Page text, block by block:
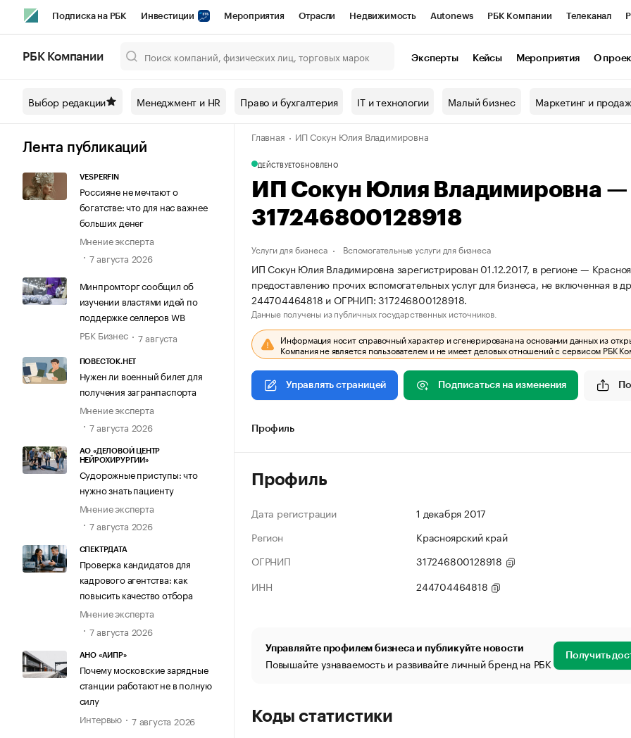
Подписка на РБК Инвестиции Мероприятия Отрасли Недвижимость Autonews РБК Компании Телеканал
Спецпроекты СПб Конференции СПб Спецпроекты Проверка контрагентов
Технологии и медиа Рынок наличной валюты
РБК Компании Эксперты Кейсы Мероприятия О
Выбор редакции Менеджмент и HR Право и бухгалтерия IT и технологии Малый бизнес Маркетинг и
Лента публикаций
VESPERFIN
Россияне не мечтают о
богатстве: что для нас важнее
больших денег
Мнение эксперта
7 августа 2026
Минпромторг сообщил об
изучении властями идей по
поддержке селлеров WB
РБК Бизнес
7 августа
ПОВЕСТОК.НЕТ
Нужен ли военный билет для
получения загранпаспорта
Мнение эксперта
7 августа 2026
АО «ДЕЛОВОЙ ЦЕНТР
НЕЙРОХИРУРГИИ»
Судорожные приступы: что
нужно знать пациенту
Мнение эксперта
7 августа 2026
СПЕКТРДАТА
Проверка кандидатов для
кадрового агентства: как
повысить качество отбора
Мнение эксперта
7 августа 2026
АНО «АИПР»
Почему московские зарядные
станции работают не в полную
силу
Интервью
7 августа 2026
Главная ИП Сокун Юлия Владимировна
ДЕЙСТВУЕТОБНОВЛЕНО
ИП Сокун Юлия Владимировна
317246800128918
Услуги для бизнеса Вспомогательные услуги для бизнеса
ИП Сокун Юлия Владимировна зарегистрирован 01.12.2017, в регионе —
предоставлению прочих вспомогательных услуг для бизнеса, не включенная в
244704464818 и ОГРНИП: 317246800128918.
Данные получены из публичных государственных источников.
Информация носит справочный характер и сгенерирована на основании данных из
Компания не является пользователем и не имеет деловых отношений с сервисом РБК
Управлять страницей Подписаться на изменения
Профиль
Профиль
Дата регистрации
1 декабря 2017
Регион
Красноярский край
ОГРНИП
317246800128918
ИНН
244704464818
Управляйте профилем бизнеса и публикуйте новости
Повышайте узнаваемость и развивайте личный бренд на РБК Получить
Коды статистики